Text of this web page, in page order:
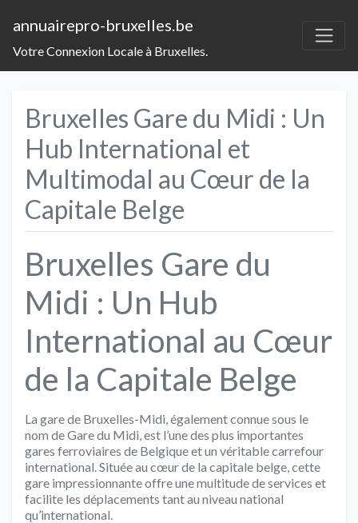
annuairepro-bruxelles.be
Votre Connexion Locale à Bruxelles.
Bruxelles Gare du Midi : Un
Hub International et
Multimodal au Cœur de la
Capitale Belge
Bruxelles Gare du
Midi : Un Hub
International au Cœur
de la Capitale Belge
La gare de Bruxelles-Midi, également connue sous le
nom de Gare du Midi, est l’une des plus importantes
gares ferroviaires de Belgique et un véritable carrefour
international. Située au cœur de la capitale belge, cette
gare impressionnante offre une multitude de services et
facilite les déplacements tant au niveau national
qu’international.